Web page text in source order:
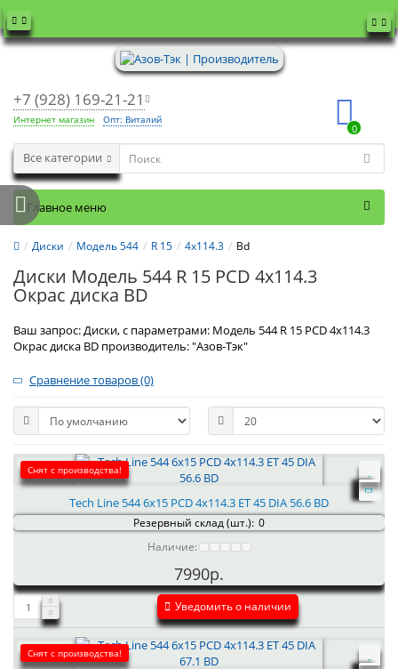
+7 (928) 169-21-21
Интернет магазин Опт: Виталий
0
Все категории
Главное меню
Диски Модель 544 R 15 4x114.3 Bd
Диски Модель 544 R 15 PCD 4x114.3
Окрас диска BD
Ваш запрос: Диски, с параметрами: Модель 544 R 15 PCD 4x114.3
Окрас диска BD производитель: "Азов-Тэк"
Сравнение товаров (0)
Снят с производства!
Tech Line 544 6x15 PCD 4x114.3 ET 45 DIA 56.6 BD
Резервный склад (шт.): 0
Наличие:
7990р.
Уведомить о наличии
Снят с производства!